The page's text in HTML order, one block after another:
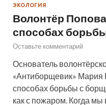
ЭКОЛОГИЯ
Волонтёр
способах
Оставьте комментарий
Основатель
«Антиборщевик» Мария
способах борьбы с
как с пожаром. Когда